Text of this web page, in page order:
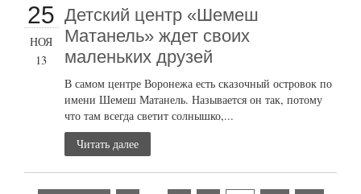
25
НОЯ
13
Детский центр «Шемеш
Матанель» ждет своих
маленьких друзей
В самом центре Воронежа есть сказочный островок по
имени Шемеш Матанель. Называется он так, потому
что там всегда светит солнышко,...
Читать далее